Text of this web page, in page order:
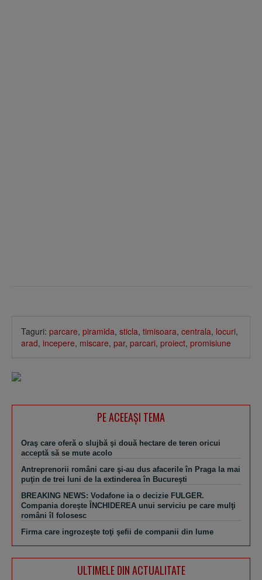
Taguri: parcare, piramida, sticla, timisoara, centrala, locuri,
arad, incepere, miscare, par, parcari, proiect, promisiune
PE ACEEAŞI TEMA
Oraş care oferă o slujbă şi două hectare de teren oricui
acceptă să se mute acolo
Antreprenorii români care şi-au dus afacerile în Praga la mai
puţin de trei luni de la extinderea în Bucureşti
BREAKING NEWS: Vodafone ia o decizie FULGER.
Compania doreşte ÎNCHIDEREA unui serviciu pe care mulţi
români îl folosesc
Firma care ingrozeşte toţi şefii de companii din lume
ULTIMELE DIN ACTUALITATE